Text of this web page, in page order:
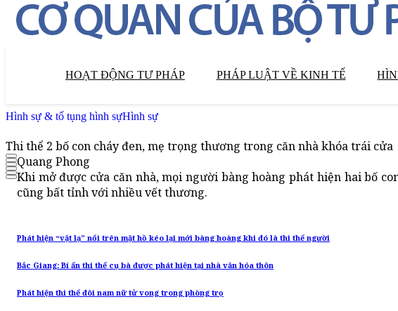
HOẠT ĐỘNG TƯ PHÁP PHÁP LUẬT VỀ KINH TẾ
Hình sự & tố tụng hình sựHình sự
Thi thể 2 bố con cháy đen, mẹ trọng thương trong căn nhà khóa trái cửa
Quang Phong
Khi mở được cửa căn nhà, mọi người bàng hoàng phát hiện hai bố
cũng bất tỉnh với nhiều vết thương.
Phát hiện “vật lạ” nổi trên mặt hồ kéo lại mới bàng hoàng khi đó là thi thể người
Bắc Giang: Bí ẩn thi thể cụ bà được phát hiện tại nhà văn hóa thôn
Phát hiện thi thể đôi nam nữ tử vong trong phòng trọ